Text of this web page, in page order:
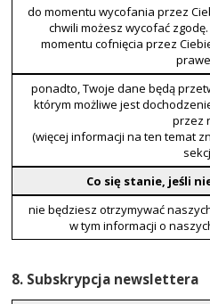
do momentu wycofania przez
chwili możesz wycofać
momentu cofnięcia przez
ponadto, Twoje dane będą
którym możliwe jest
przez
(więcej informacji na ten temat
Co się stanie, jeśli
nie będziesz otrzymywać
w tym informacji o
8. Subskrypcja newslettera